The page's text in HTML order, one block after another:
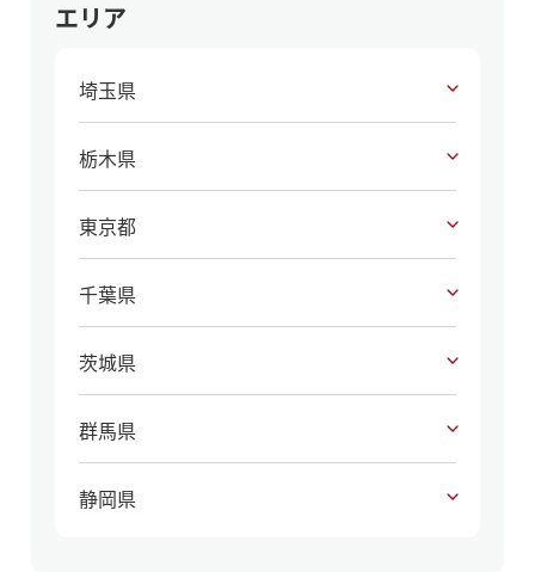
エリア
埼玉県
栃木県
東京都
千葉県
茨城県
群馬県
静岡県